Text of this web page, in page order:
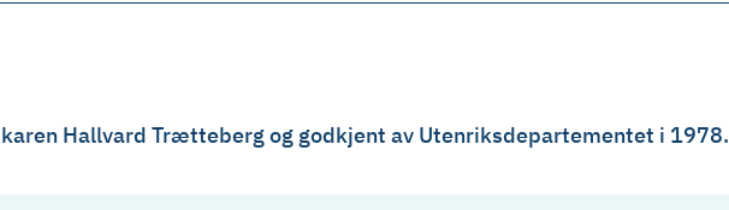
Hallvard Trætteberg og godkjent av Utenriksdepartementet i 1978.